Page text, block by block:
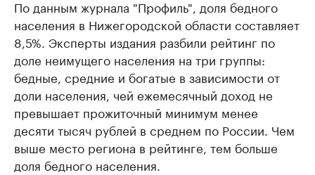
По данным журнала "Профиль", доля бедного
населения в Нижегородской области составляет
8,5%. Эксперты издания разбили рейтинг по
доле неимущего населения на три группы:
бедные, средние и богатые в зависимости от
доли населения, чей ежемесячный доход не
превышает прожиточный минимум менее
десяти тысяч рублей в среднем по России. Чем
выше место региона в рейтинге, тем больше
доля бедного населения.